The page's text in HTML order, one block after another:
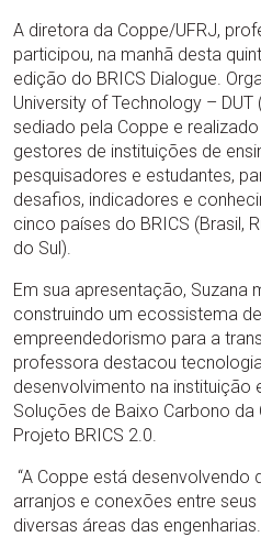
A diretora da Coppe/UFRJ,
participou, na manhã desta
edição do BRICS Dialogue.
University of Technology –
sediado pela Coppe e
gestores de instituições de
pesquisadores e estudantes,
desafios, indicadores e
cinco países do BRICS (Brasil,
do Sul).
Em sua apresentação,
construindo um ecossistema
empreendedorismo para a
professora destacou
desenvolvimento na instituição
Soluções de Baixo Carbono
Projeto BRICS 2.0.
“A Coppe está
arranjos e conexões entre
diversas áreas das